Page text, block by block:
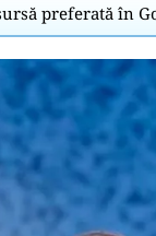
preferată în